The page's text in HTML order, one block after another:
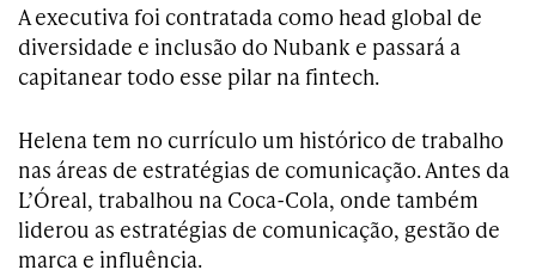
A executiva foi contratada como head global de
diversidade e inclusão do Nubank e passará a
capitanear todo esse pilar na fintech.
Helena tem no currículo um histórico de trabalho
nas áreas de estratégias de comunicação. Antes da
L’Óreal, trabalhou na Coca-Cola, onde também
liderou as estratégias de comunicação, gestão de
marca e influência.